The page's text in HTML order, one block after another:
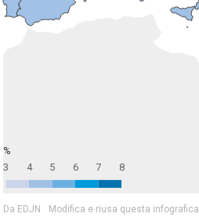
%
3 4 5 6 7 8
Modifica e riusa questa infografica
Da EDJN